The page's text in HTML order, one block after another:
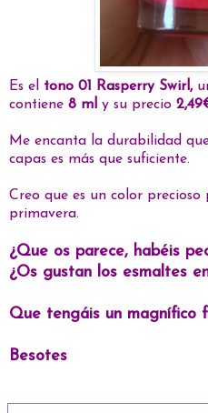
Es el tono 01 Rasperry Swirl,
contiene 8 ml y su precio
Me encanta la durabilidad
capas es más que suficiente.
Creo que es un color
primavera.
¿Que os parece, habéis
¿Os gustan los esmaltes
Que tengáis un magnífico
Besotes